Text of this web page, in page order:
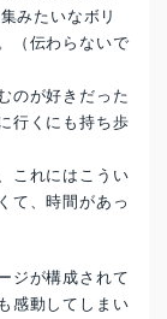
みたいなボリ
（伝わらないで
のが好きだった
行くにも持ち歩
これにはこうい
て、時間があっ
ジが構成されて
感動してしまい